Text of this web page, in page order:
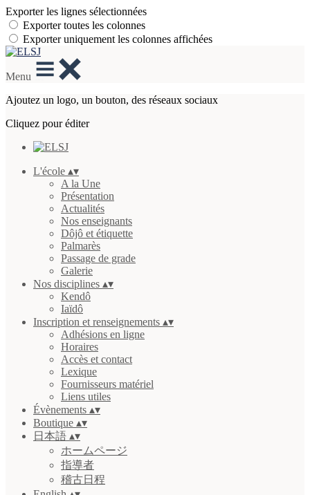
Exporter les lignes sélectionnées
Exporter toutes les colonnes
Exporter uniquement les colonnes affichées
Menu
Ajoutez un logo, un bouton, des réseaux sociaux
Cliquez pour éditer
L'école ▴▾
A la Une
Présentation
Actualités
Nos enseignants
Dôjô et étiquette
Palmarès
Passage de grade
Galerie
Nos disciplines ▴▾
Kendô
Iaïdô
Inscription et renseignements ▴▾
Adhésions en ligne
Horaires
Accès et contact
Lexique
Fournisseurs matériel
Liens utiles
Évènements ▴▾
Boutique ▴▾
日本語 ▴▾
ホームページ
指導者
稽古日程